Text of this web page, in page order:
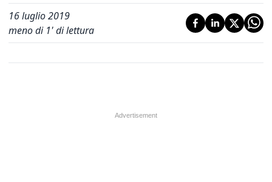
16 luglio 2019
meno di 1' di lettura